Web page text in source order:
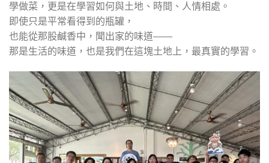
學做菜，更是在學習如何與土地、時間、人情相處。
即使只是平常看得到的瓶罐，
也能從那股鹹香中，聞出家的味道——
那是生活的味道，也是我們在這塊土地上，最真實的學習。